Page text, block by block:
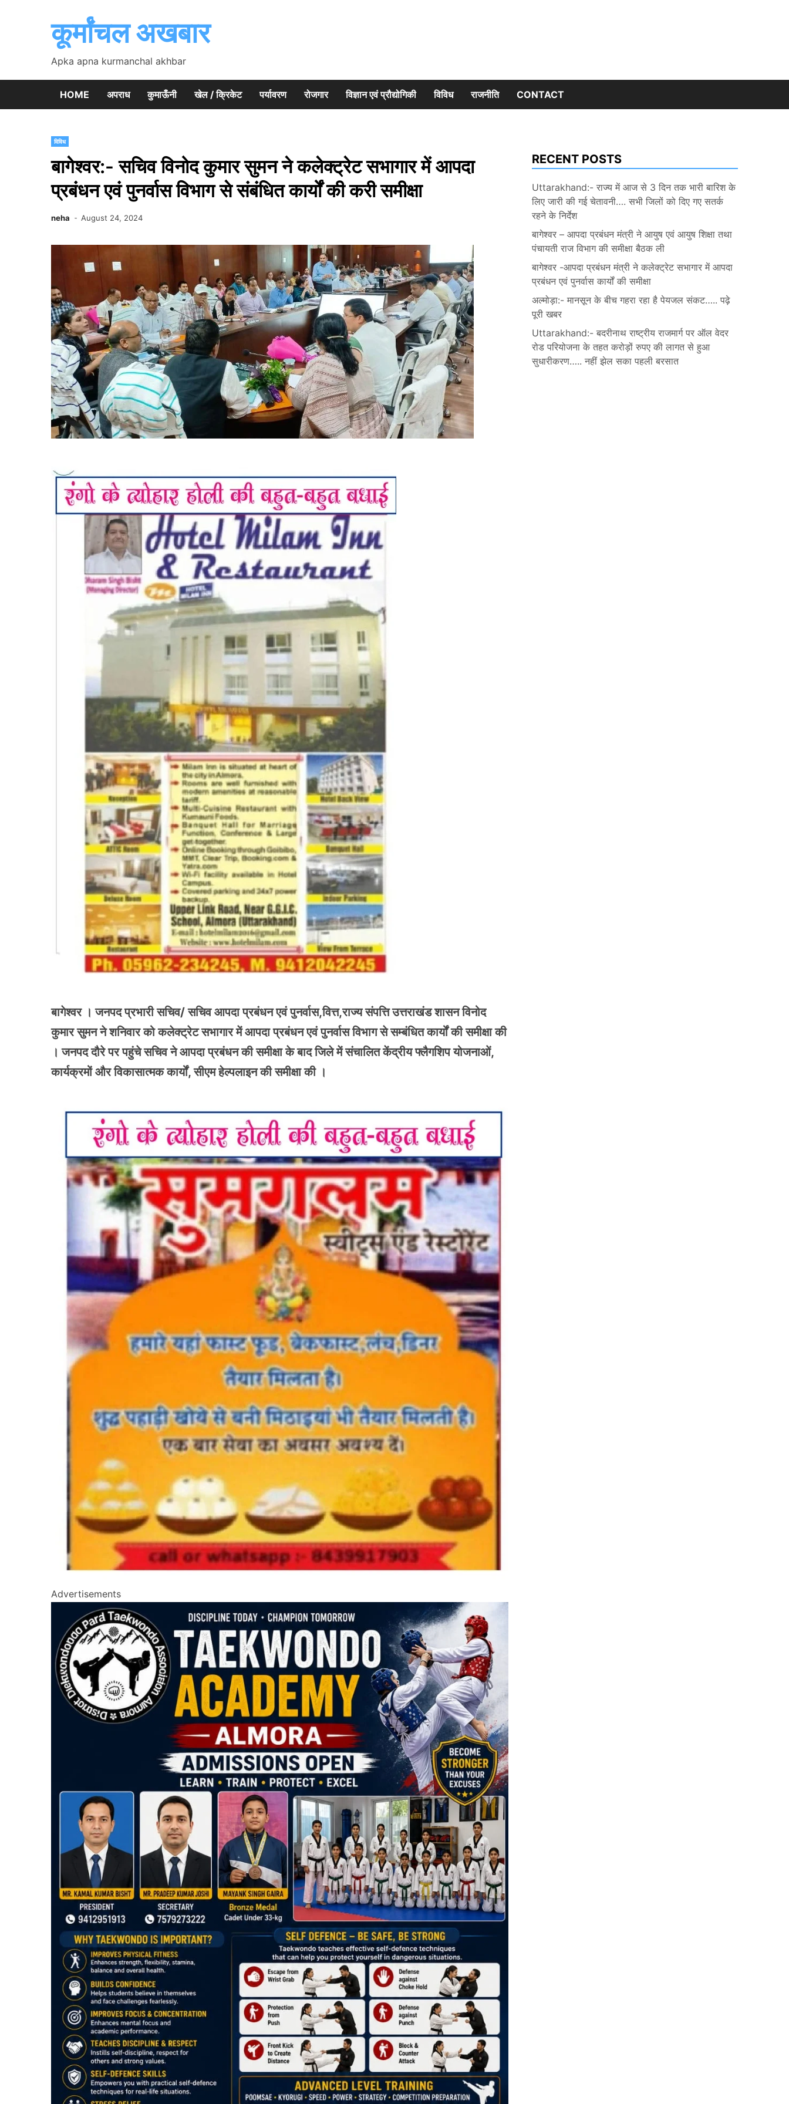
कूर्मांचल अखबार
Apka apna kurmanchal akhbar
HOME अपराध कुमाऊँनी खेल / क्रिकेट पर्यावरण रोजगार विज्ञान एवं प्रौद्योगिकी विविध राजनीति CONTACT
विविध
बागेश्वर:- सचिव विनोद कुमार सुमन ने कलेक्ट्रेट सभागार में आपदा
प्रबंधन एवं पुनर्वास विभाग से संबंधित कार्यों की करी समीक्षा
neha August 24, 2024
बागेश्वर । जनपद प्रभारी सचिव/ सचिव आपदा प्रबंधन एवं पुनर्वास,वित्त,राज्य संपत्ति उत्तराखंड शासन विनोद
कुमार सुमन ने शनिवार को कलेक्ट्रेट सभागार में आपदा प्रबंधन एवं पुनर्वास विभाग से सम्बंधित कार्यों की समीक्षा की
। जनपद दौरे पर पहुंचे सचिव ने आपदा प्रबंधन की समीक्षा के बाद जिले में संचालित केंद्रीय फ्लैगशिप योजनाओं,
कार्यक्रमों और विकासात्मक कार्यों, सीएम हेल्पलाइन की समीक्षा की ।
Advertisements
RECENT POSTS
Uttarakhand:- राज्य में आज से 3 दिन तक भारी बारिश के
लिए जारी की गई चेतावनी…. सभी जिलों को दिए गए सतर्क
रहने के निर्देश
बागेश्वर – आपदा प्रबंधन मंत्री ने आयुष एवं आयुष शिक्षा तथा
पंचायती राज विभाग की समीक्षा बैठक ली
बागेश्वर -आपदा प्रबंधन मंत्री ने कलेक्ट्रेट सभागार में आपदा
प्रबंधन एवं पुनर्वास कार्यों की समीक्षा
अल्मोड़ा:- मानसून के बीच गहरा रहा है पेयजल संकट….. पढ़े
पूरी खबर
Uttarakhand:- बदरीनाथ राष्ट्रीय राजमार्ग पर ऑल वेदर
रोड परियोजना के तहत करोड़ों रुपए की लागत से हुआ
सुधारीकरण….. नहीं झेल सका पहली बरसात